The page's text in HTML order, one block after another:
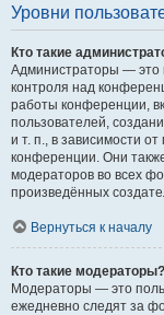
Уровни
Кто такие
Администраторы — это
контроля над
работы конференции,
пользователей,
и т. п., в зависимости
конференции. Они
модераторов во всех
произведённых
Вернуться к началу
Кто такие модераторы?
Модераторы — это
ежедневно следят за